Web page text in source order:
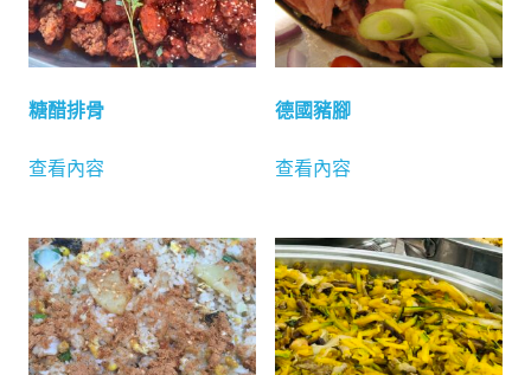
糖醋排骨
查看內容
德國豬腳
查看內容